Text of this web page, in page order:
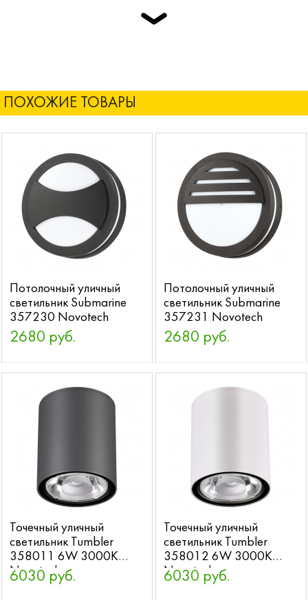
ПОХОЖИЕ ТОВАРЫ
Потолочный уличный
светильник Submarine
357230 Novotech
2680 руб.
Потолочный уличный
светильник Submarine
357231 Novotech
2680 руб.
Точечный уличный
светильник Tumbler
358011 6W 3000K
Novotech
6030 руб.
Точечный уличный
светильник Tumbler
358012 6W 3000K
Novotech
6030 руб.